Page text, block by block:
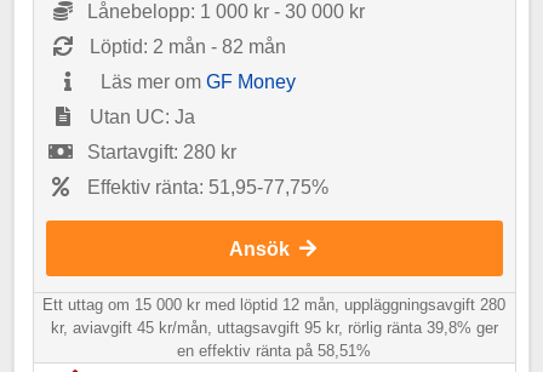
Lånebelopp: 1 000 kr - 30 000 kr
Löptid: 2 mån - 82 mån
Läs mer om GF Money
Utan UC: Ja
Startavgift: 280 kr
Effektiv ränta: 51,95-77,75%
Ansök
Ett uttag om 15 000 kr med löptid 12 mån, uppläggningsavgift 280
kr, aviavgift 45 kr/mån, uttagsavgift 95 kr, rörlig ränta 39,8% ger
en effektiv ränta på 58,51%